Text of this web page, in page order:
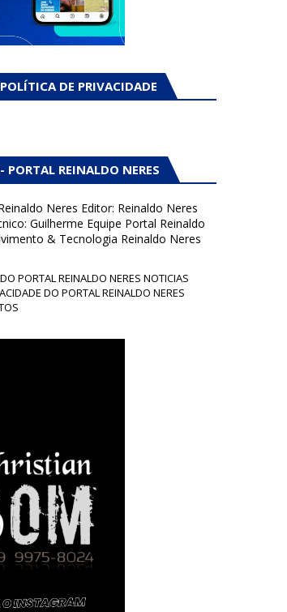
DE PRIVACIDADE
PORTAL REINALDO NERES
Neres Editor: Reinaldo Neres
Guilherme Equipe Portal Reinaldo
& Tecnologia Reinaldo Neres
PORTAL REINALDO NERES NOTICIAS
DO PORTAL REINALDO NERES